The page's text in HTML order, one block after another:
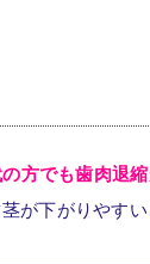
方でも歯肉退
が下がりやすい